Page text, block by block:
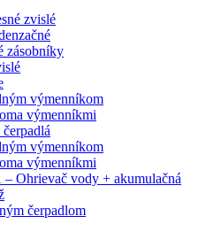
zvislé
zásobníky
výmenníkom
výmenníkmi
výmenníkom
výmenníkmi
– Ohrievač vody + akumulačná
čerpadlom